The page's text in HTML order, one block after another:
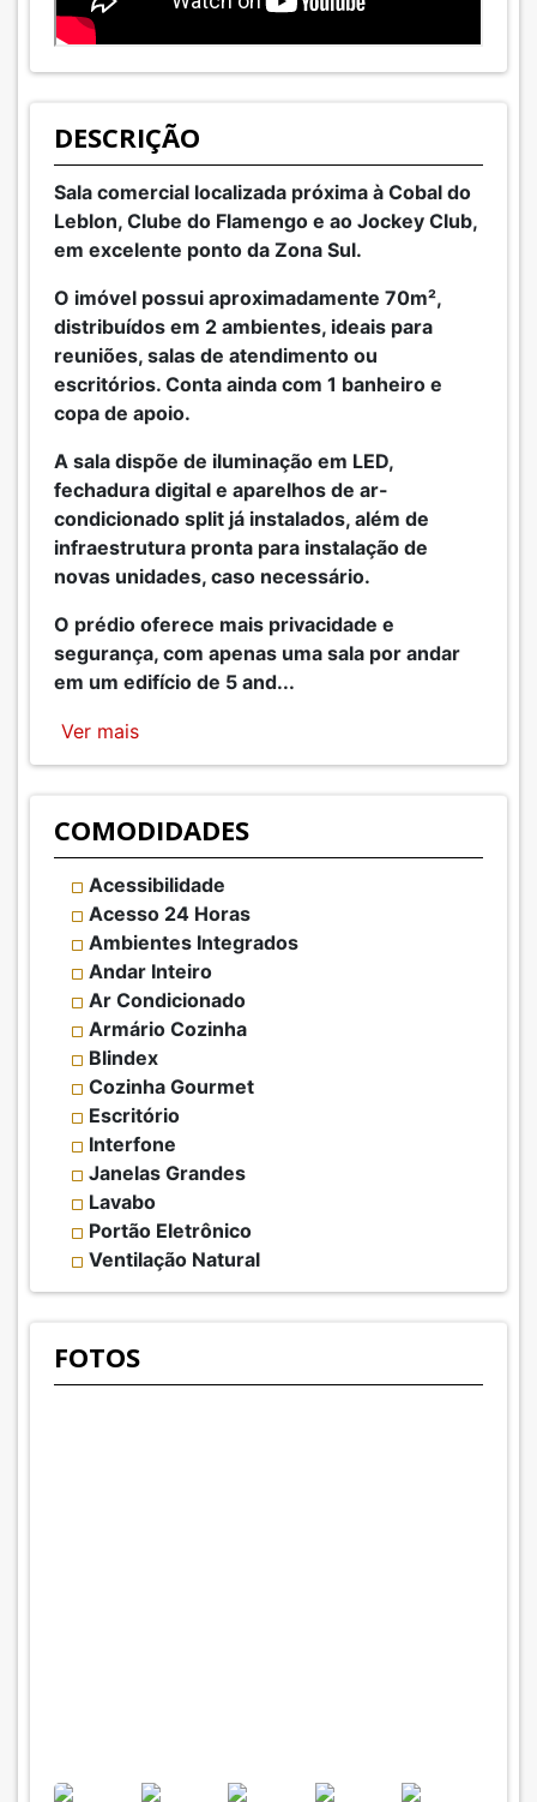
DESCRIÇÃO
Sala comercial localizada próxima à Cobal do
Leblon, Clube do Flamengo e ao Jockey Club,
em excelente ponto da Zona Sul.
O imóvel possui aproximadamente 70m²,
distribuídos em 2 ambientes, ideais para
reuniões, salas de atendimento ou
escritórios. Conta ainda com 1 banheiro e
copa de apoio.
A sala dispõe de iluminação em LED,
fechadura digital e aparelhos de ar-
condicionado split já instalados, além de
infraestrutura pronta para instalação de
novas unidades, caso necessário.
O prédio oferece mais privacidade e
segurança, com apenas uma sala por andar
em um edifício de 5 and...
Ver mais
COMODIDADES
Acessibilidade
Acesso 24 Horas
Ambientes Integrados
Andar Inteiro
Ar Condicionado
Armário Cozinha
Blindex
Cozinha Gourmet
Escritório
Interfone
Janelas Grandes
Lavabo
Portão Eletrônico
Ventilação Natural
FOTOS